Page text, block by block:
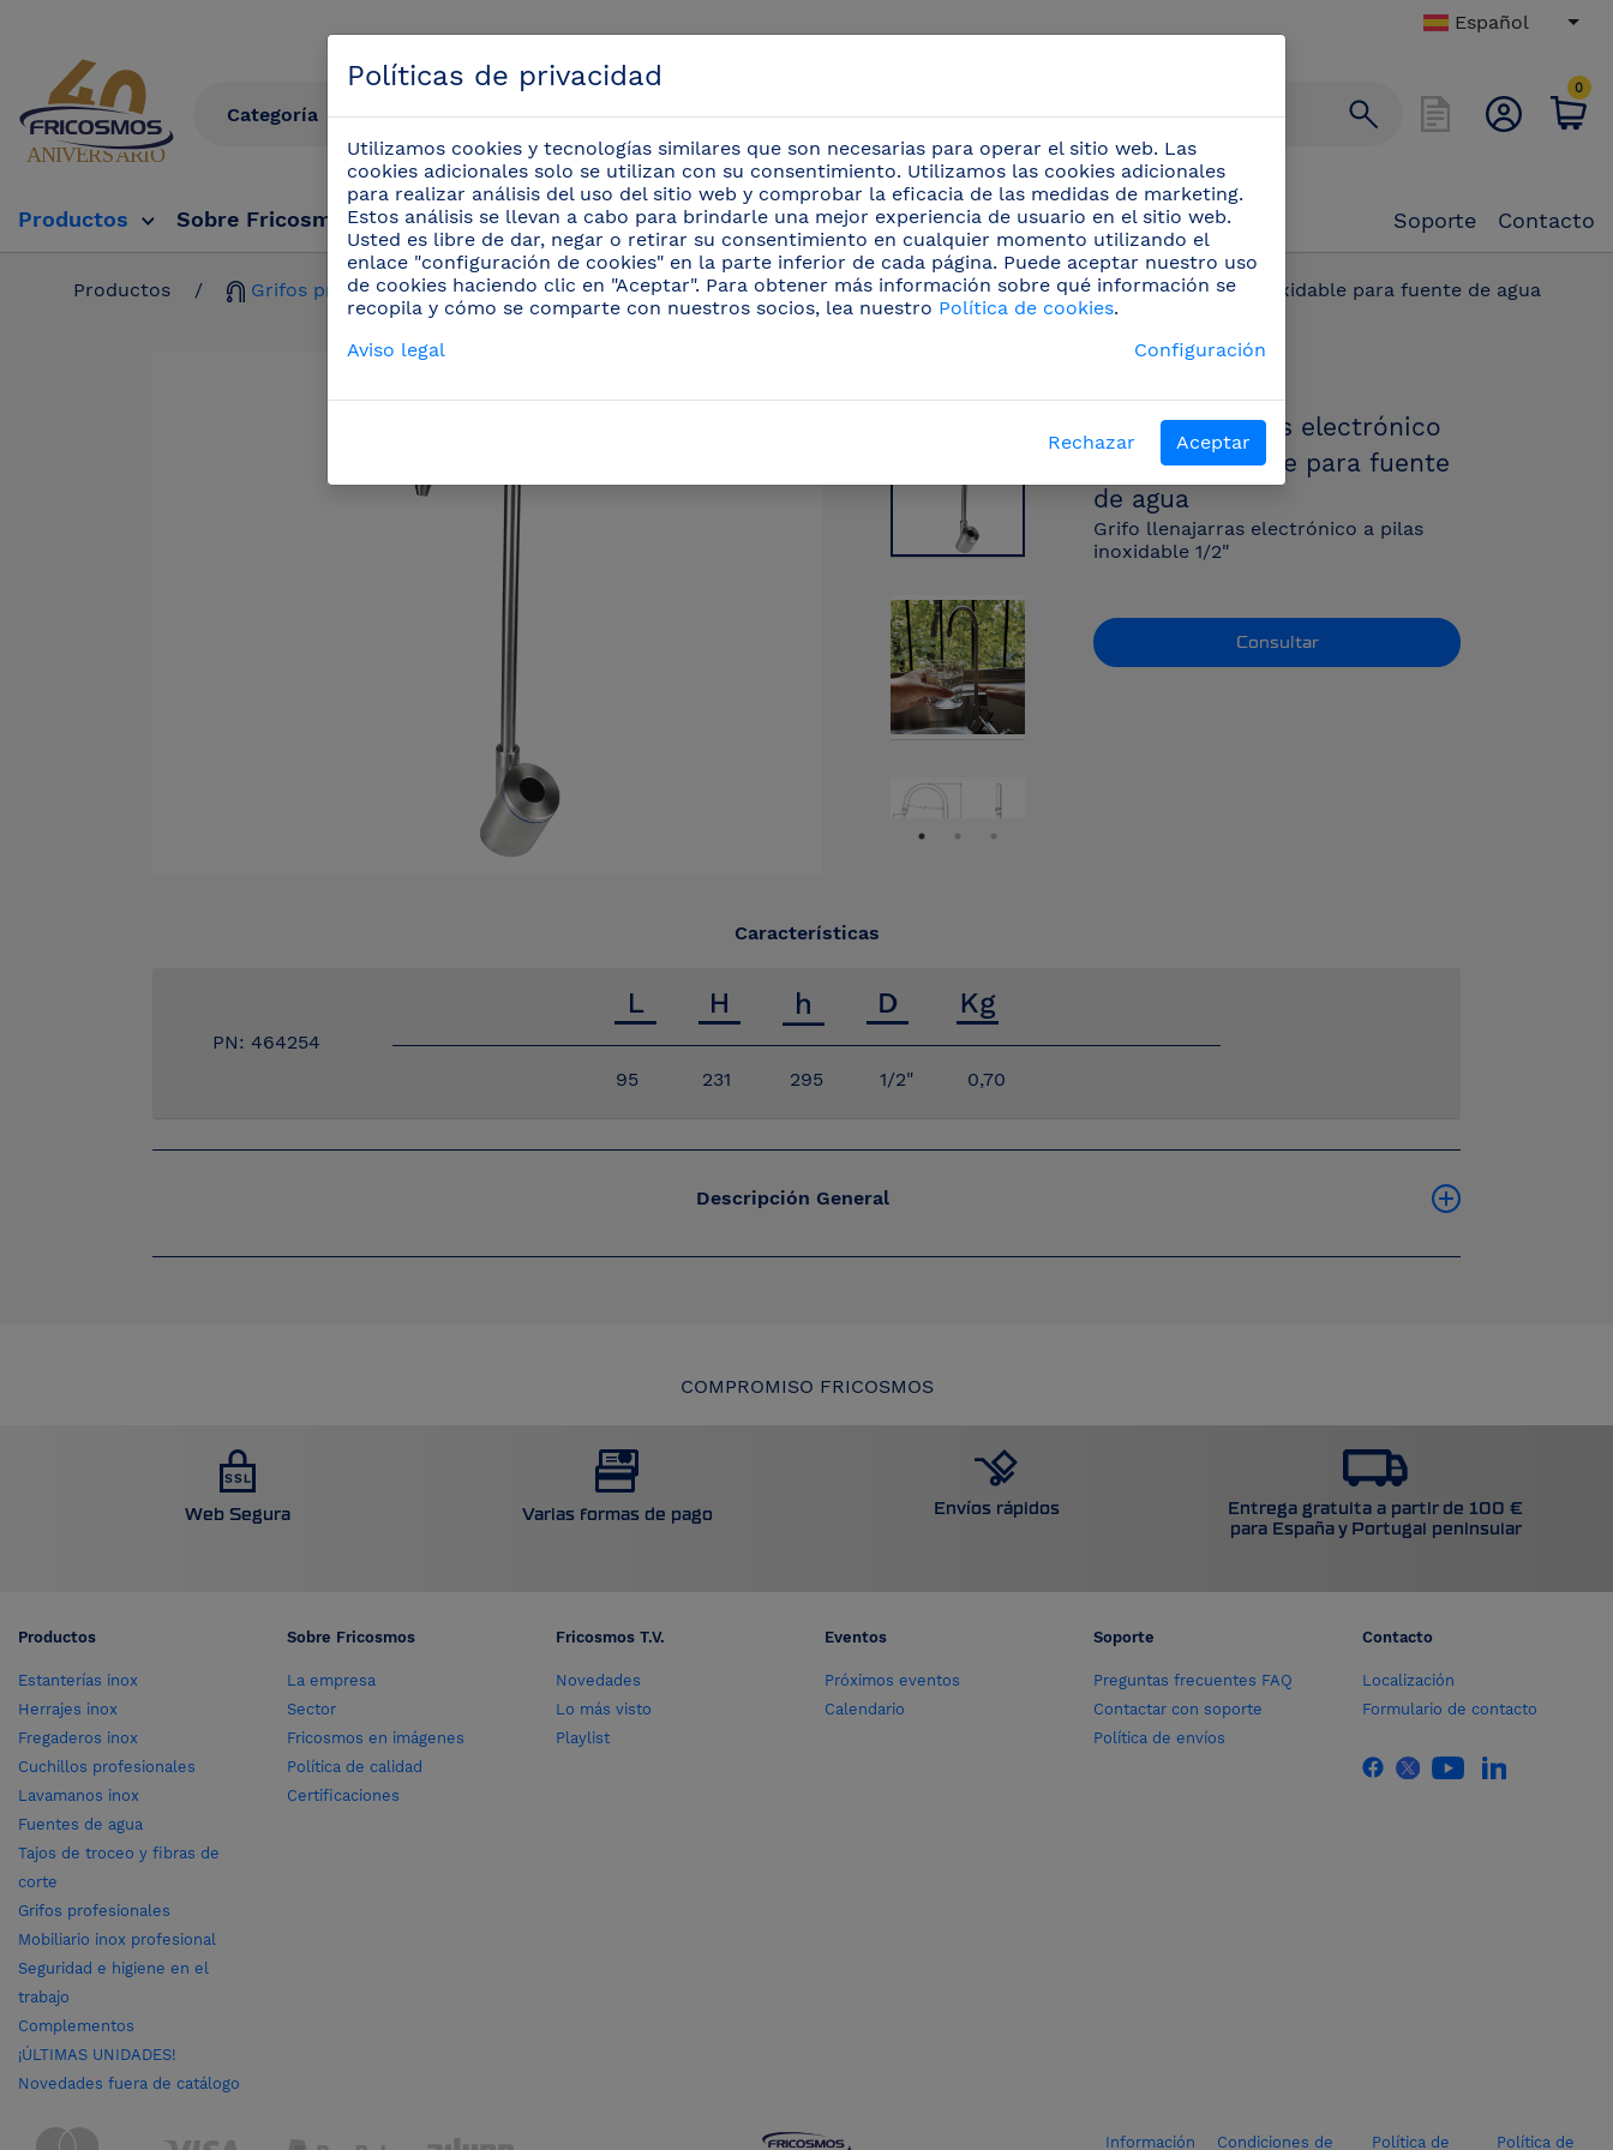
Español
0
Productos Sobre Fricosmos Fricosmos Tv Eventos Soporte Contacto
Productos / Grifos profesionales / Grifos para fuentes de agua potable (5) / Grifo llenajarras electrónico acero inoxidable para fuente de agua
Grifo llenajarras electrónico
acero inoxidable para fuente
de agua
Grifo llenajarras electrónico a pilas
inoxidable 1/2"
Consultar
Características
PN: 464254
95
231 295 1/2" 0,70
Descripción General
COMPROMISO FRICOSMOS
Web Segura Varias formas de pago Envíos rápidos
Entrega gratuita a partir de 100 €
para España y Portugal peninsular
Productos
Estanterías inox
Herrajes inox
Fregaderos inox
Cuchillos profesionales
Lavamanos inox
Fuentes de agua
Tajos de troceo y fibras de
corte
Grifos profesionales
Mobiliario inox profesional
Seguridad e higiene en el
trabajo
Complementos
¡ÚLTIMAS UNIDADES!
Novedades fuera de catálogo
Sobre Fricosmos
La empresa
Sector
Fricosmos en imágenes
Política de calidad
Certificaciones
Fricosmos T.V.
Novedades
Lo más visto
Playlist
Eventos
Próximos eventos
Calendario
Soporte
Preguntas frecuentes FAQ
Contactar con soporte
Política de envíos
Contacto
Localización
Formulario de contacto
Información Condiciones de Política de Política de
Políticas de privacidad
Utilizamos cookies y tecnologías similares que son necesarias para operar el sitio web. Las
cookies adicionales solo se utilizan con su consentimiento. Utilizamos las cookies adicionales
para realizar análisis del uso del sitio web y comprobar la eficacia de las medidas de marketing.
Estos análisis se llevan a cabo para brindarle una mejor experiencia de usuario en el sitio web.
Usted es libre de dar, negar o retirar su consentimiento en cualquier momento utilizando el
enlace "configuración de cookies" en la parte inferior de cada página. Puede aceptar nuestro uso
de cookies haciendo clic en "Aceptar". Para obtener más información sobre qué información se
recopila y cómo se comparte con nuestros socios, lea nuestro Política de cookies.
Aviso legal
Configuración
Rechazar Aceptar